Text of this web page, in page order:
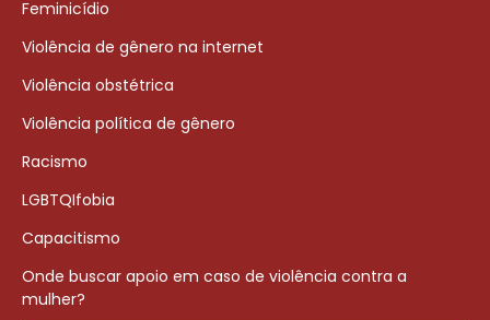
Feminicídio
Violência de gênero na internet
Violência obstétrica
Violência política de gênero
Racismo
LGBTQIfobia
Capacitismo
Onde buscar apoio em caso de violência contra a
mulher?